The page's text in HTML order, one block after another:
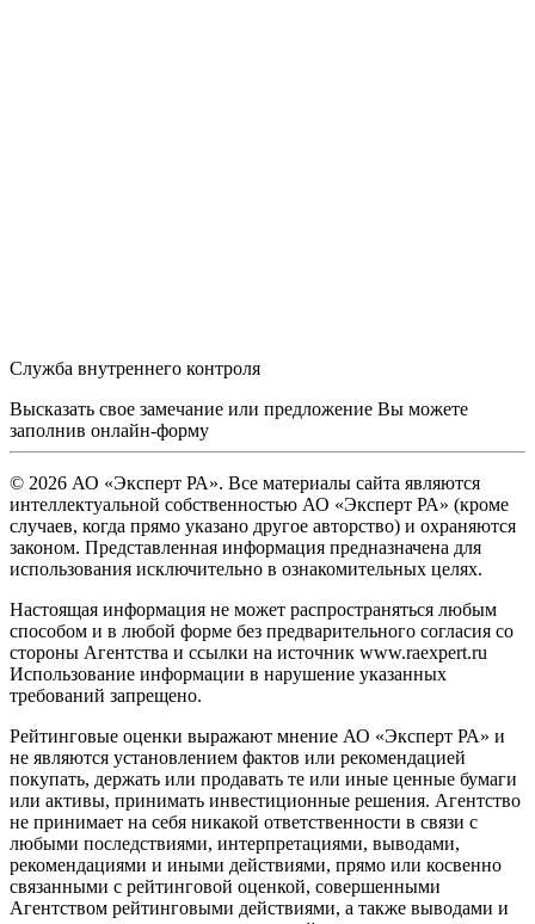
Служба внутреннего контроля
Высказать свое замечание или предложение Вы можете
заполнив онлайн-форму
© 2026 АО «Эксперт РА». Все материалы сайта являются
интеллектуальной собственностью АО «Эксперт РА» (кроме
случаев, когда прямо указано другое авторство) и охраняются
законом. Представленная информация предназначена для
использования исключительно в ознакомительных целях.
Настоящая информация не может распространяться любым
способом и в любой форме без предварительного согласия со
стороны Агентства и ссылки на источник www.raexpert.ru
Использование информации в нарушение указанных
требований запрещено.
Рейтинговые оценки выражают мнение АО «Эксперт РА» и
не являются установлением фактов или рекомендацией
покупать, держать или продавать те или иные ценные бумаги
или активы, принимать инвестиционные решения. Агентство
не принимает на себя никакой ответственности в связи с
любыми последствиями, интерпретациями, выводами,
рекомендациями и иными действиями, прямо или косвенно
связанными с рейтинговой оценкой, совершенными
Агентством рейтинговыми действиями, а также выводами и